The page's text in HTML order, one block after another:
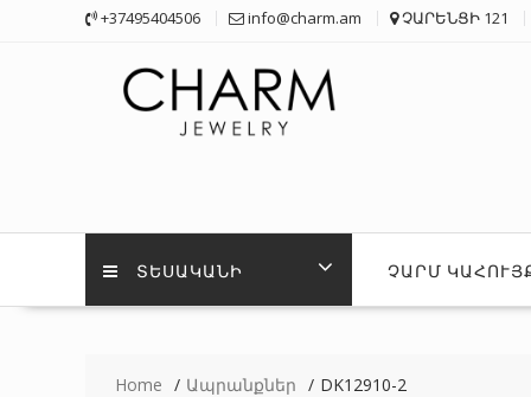
+37495404506 info@charm.am ՉԱՐԵՆՑԻ 121
ՏԵՍԱԿԱՆԻ ՉԱՐՄ
Home Ապրանքներ DK12910-2